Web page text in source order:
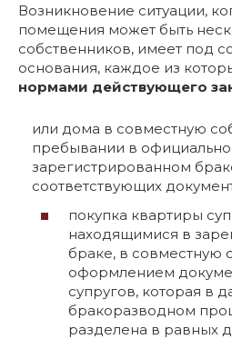
Возникновение ситуации,
помещения может быть
собственников, имеет под
основания, каждое из
нормами действующего
или дома в совместную
пребывании в официально
зарегистрированном
соответствующих
покупка квартиры
находящимися в
браке, в совместную
оформлением
супругов, которая в
бракоразводном
разделена в равных